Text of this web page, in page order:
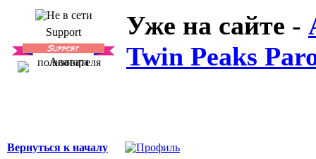
Support Уже на сайте -
Twin Peaks
Вернуться к началу